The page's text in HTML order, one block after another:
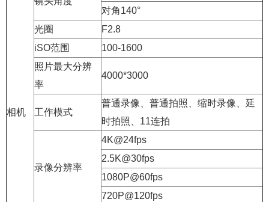
相机
对角140°
光圈
F2.8
iSO范围
100-1600
照片最大分辨
率
4000*3000
工作模式
普通录像、普通拍照、缩时录像、延
时拍照、11连拍
录像分辨率
4K@24fps
2.5K@30fps
1080P@60fps
720P@120fps